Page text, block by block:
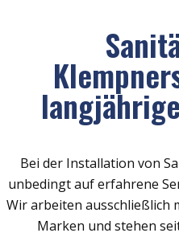
Bei der Installation von
unbedingt auf erfahrene
Wir arbeiten ausschließlich
Marken und stehen